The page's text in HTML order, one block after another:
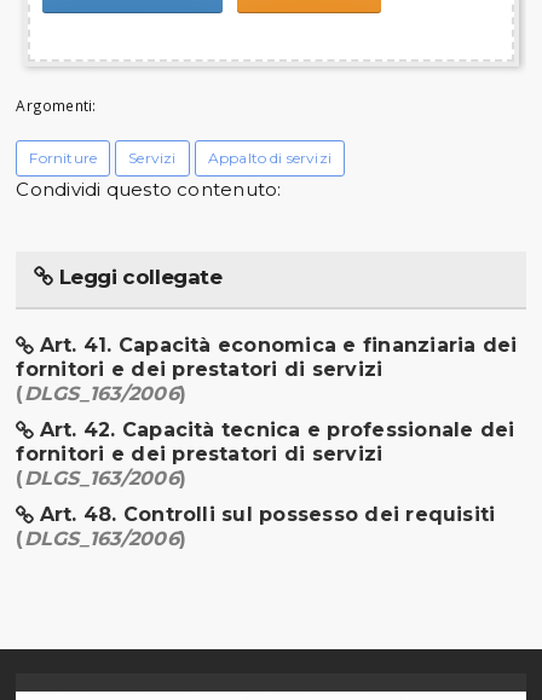
Argomenti:
Forniture Servizi Appalto di servizi
Condividi questo contenuto:
Leggi collegate
Art. 41. Capacità economica e finanziaria dei
fornitori e dei prestatori di servizi
(DLGS_163/2006)
Art. 42. Capacità tecnica e professionale dei
fornitori e dei prestatori di servizi
(DLGS_163/2006)
Art. 48. Controlli sul possesso dei requisiti
(DLGS_163/2006)